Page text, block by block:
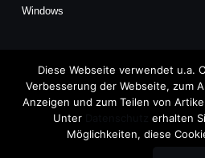
Windows
Copyright © 2026
TechFieber Blog
Diese Webseite verwendet u.a.
Verbesserung der Webseite, zum
Anzeigen und zum Teilen von
Unter
erhalten
Möglichkeiten, diese